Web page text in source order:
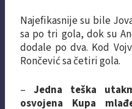
Najefikasnije su bile
sa po tri gola, dok su
dodale po dva. Kod
Rončević sa četiri gola.
– Jedna teška
osvojena Kupa